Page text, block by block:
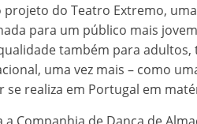
projeto do Teatro Extremo,
para um público mais
também para
uma vez mais – como
realiza em Portugal em